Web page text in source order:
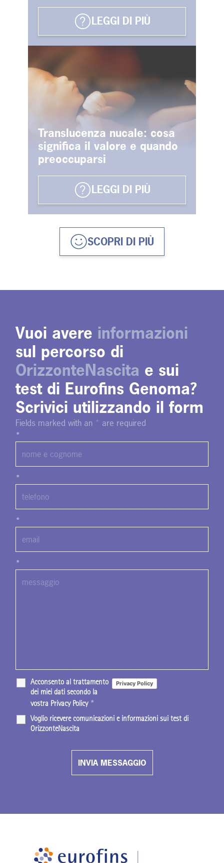
LEGGI DI PIÙ
Translucenza nucale: cosa
significa il valore e quando
preoccuparsi
LEGGI DI PIÙ
SCOPRI DI PIÙ
Vuoi avere informazioni
sul percorso di
OrizzonteNascita e sui
test di Eurofins Genoma?
Scrivici utilizzando il form
Fields marked with an * are required
*
*
*
*
Acconsento al trattamento
dei miei dati secondo la
vostra Privacy Policy *
Privacy Policy
Voglio ricevere comunicazioni e informazioni sui test di
OrizzonteNascita